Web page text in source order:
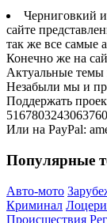
Черниговкий
сайте
так же все самые
Конечно же на
Актуальные темы
Незабыли мы и
Поддержать
5167803243063760
Или на PayPal:
Популярные
Авто-мото
Криминал
Происшествия